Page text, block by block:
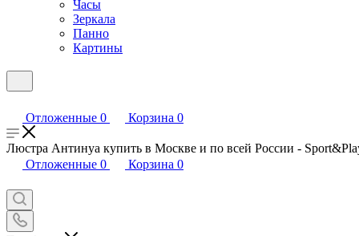
Часы
Зеркала
Панно
Картины
Отложенные 0 Корзина 0
Люстра Антинуа купить в Москве и по всей России -
Отложенные 0 Корзина 0